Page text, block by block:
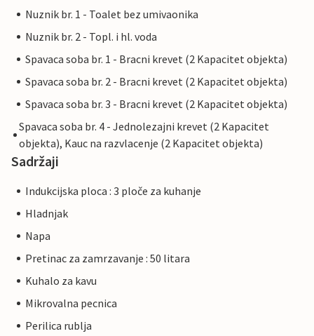
Nuznik br. 1 - Toalet bez umivaonika
Nuznik br. 2 - Topl. i hl. voda
Spavaca soba br. 1 - Bracni krevet (2 Kapacitet objekta)
Spavaca soba br. 2 - Bracni krevet (2 Kapacitet objekta)
Spavaca soba br. 3 - Bracni krevet (2 Kapacitet objekta)
Spavaca soba br. 4 - Jednolezajni krevet (2 Kapacitet
objekta), Kauc na razvlacenje (2 Kapacitet objekta)
Sadržaji
Indukcijska ploca : 3 ploče za kuhanje
Hladnjak
Napa
Pretinac za zamrzavanje : 50 litara
Kuhalo za kavu
Mikrovalna pecnica
Perilica rublja